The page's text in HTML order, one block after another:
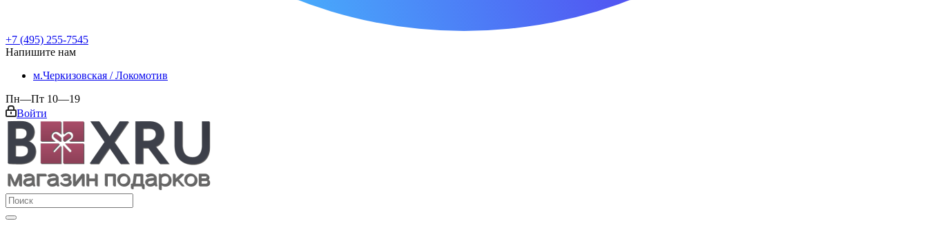
+7 (495) 255-7545
Напишите нам
м.Черкизовская / Локомотив
Пн—Пт 10—19
Войти